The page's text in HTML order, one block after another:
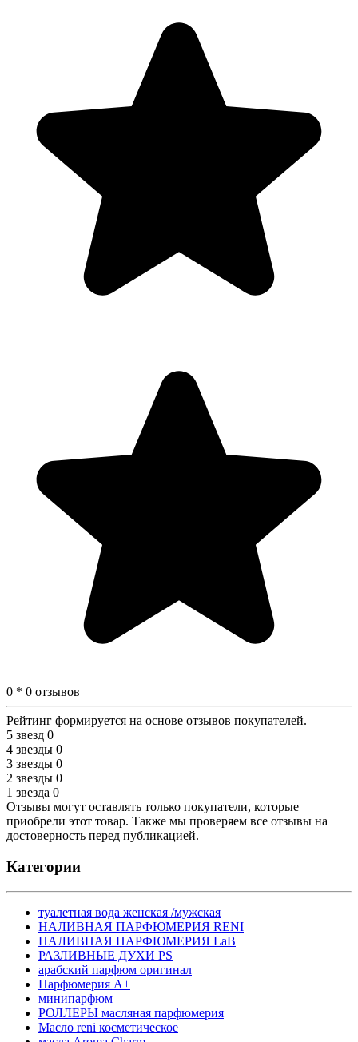
0 * 0 отзывов
Рейтинг формируется на основе отзывов покупателей.
5 звезд 0
4 звезды 0
3 звезды 0
2 звезды 0
1 звезда 0
Отзывы могут оставлять только покупатели, которые
приобрели этот товар. Также мы проверяем все отзывы на
достоверность перед публикацией.
Категории
туалетная вода женская /мужская
НАЛИВНАЯ ПАРФЮМЕРИЯ RENI
НАЛИВНАЯ ПАРФЮМЕРИЯ LaB
РАЗЛИВНЫЕ ДУХИ PS
арабский парфюм оригинал
Парфюмерия А+
минипарфюм
РОЛЛЕРЫ масляная парфюмерия
Масло reni косметическое